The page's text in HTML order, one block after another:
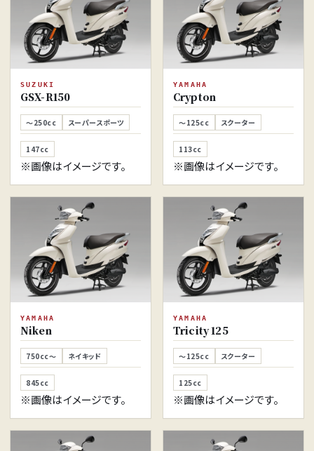
SUZUKI
GSX-R150
～250cc スーパースポーツ
147cc
※画像はイメージです。
YAMAHA
Crypton
～125cc スクーター
113cc
※画像はイメージです。
YAMAHA
Niken
750cc～ ネイキッド
845cc
※画像はイメージです。
YAMAHA
Tricity 125
～125cc スクーター
125cc
※画像はイメージです。